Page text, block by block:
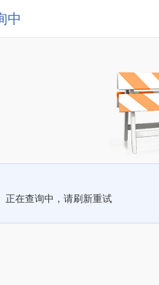
中
正在查询中，请刷新重试